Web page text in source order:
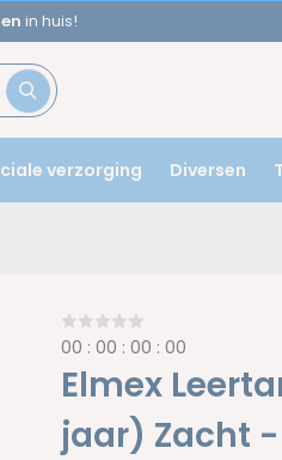
in huis!
verzorging Diversen
00 :00 :00 :00
Elmex
jaar) Zacht